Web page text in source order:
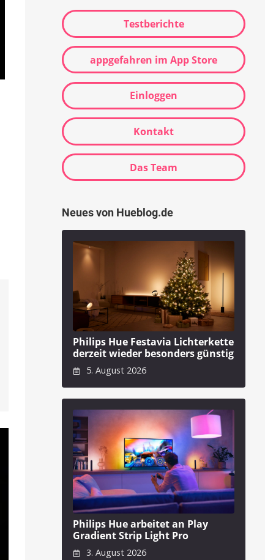
Testberichte
appgefahren im App Store
Einloggen
Kontakt
Das Team
Neues von Hueblog.de
Philips Hue Festavia Lichterkette
derzeit wieder besonders günstig
5. August 2026
Philips Hue arbeitet an Play
Gradient Strip Light Pro
3. August 2026